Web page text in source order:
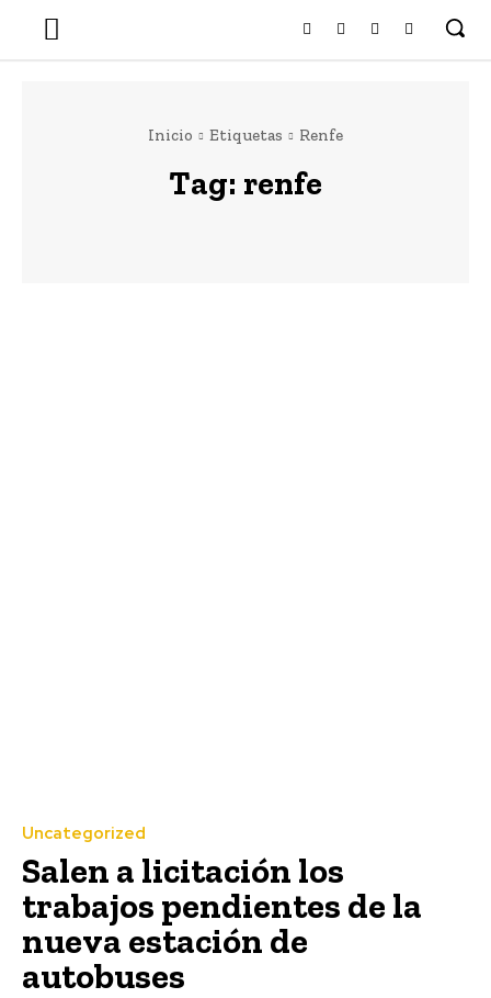
Inicio Etiquetas Renfe
Tag: renfe
Uncategorized
Salen a licitación los
trabajos pendientes de la
nueva estación de
autobuses